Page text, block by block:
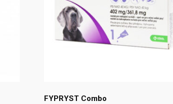
FYPRYST Combo